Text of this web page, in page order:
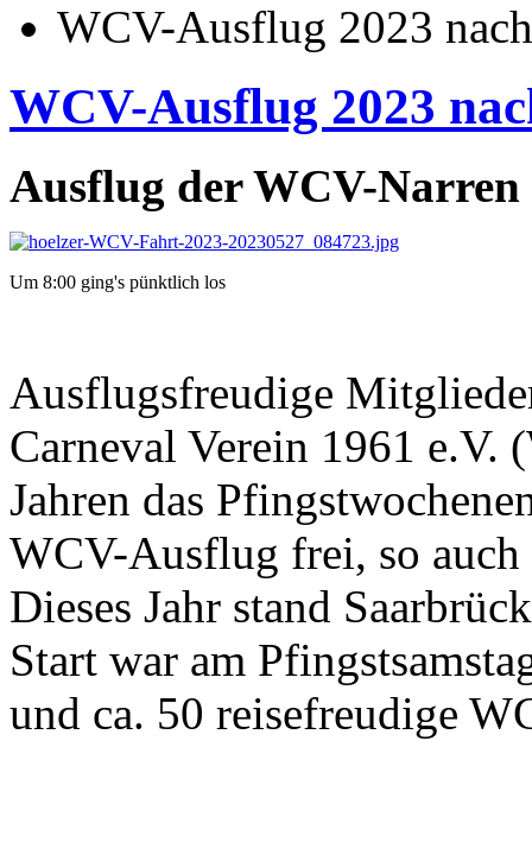
WCV-Ausflug 2023
WCV-Ausflug 2023
Ausflug der WCV-Narren
Um 8:00 ging's pünktlich los
Ausflugsfreudige
Carneval Verein 1961 e.V.
Jahren das
WCV-Ausflug frei, so auch
Dieses Jahr stand
Start war am
und ca. 50 reisefreudige